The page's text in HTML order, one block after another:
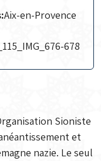
Aix-en-Provence
678
Sioniste
et
nazie. Le seul